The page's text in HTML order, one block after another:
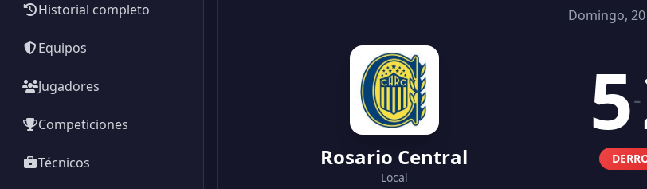
Historial completo
Equipos
Jugadores
Competiciones
Técnicos
Domingo,
Rosario Central
Local
5-